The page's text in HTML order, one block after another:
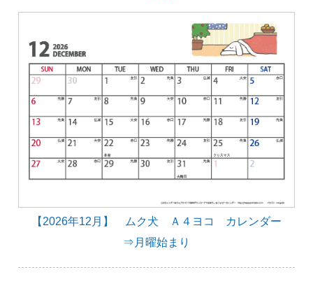
【2026年12月】 ムク犬 Ａ４ヨコ カレンダー
⇒月曜始まり